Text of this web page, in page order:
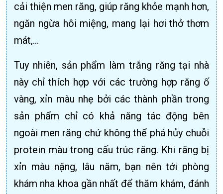
cải thiện men răng, giúp răng khỏe mạnh hơn,
ngăn ngừa hôi miệng, mang lại hơi thở thơm
mát,…
Tuy nhiên, sản phẩm làm trắng răng tại nhà
này chỉ thích hợp với các trường hợp răng ố
vàng, xỉn màu nhẹ bởi các thành phần trong
sản phẩm chỉ có khả năng tác động bên
ngoài men răng chứ không thể phá hủy chuỗi
protein màu trong cấu trúc răng. Khi răng bị
xỉn màu nặng, lâu năm, bạn nên tới phòng
khám nha khoa gần nhất để thăm khám, đánh